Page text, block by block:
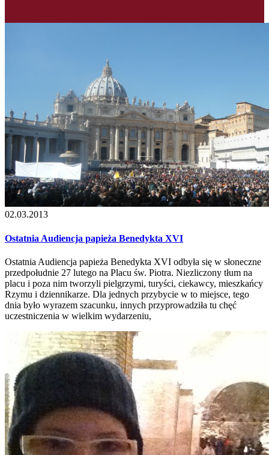
02.03.2013
Ostatnia Audiencja papieża Benedykta XVI
Ostatnia Audiencja papieża Benedykta XVI odbyła się w słoneczne
przedpołudnie 27 lutego na Placu św. Piotra. Niezliczony tłum na
placu i poza nim tworzyli pielgrzymi, turyści, ciekawcy, mieszkańcy
Rzymu i dziennikarze. Dla jednych przybycie w to miejsce, tego
dnia było wyrazem szacunku, innych przyprowadziła tu chęć
uczestniczenia w wielkim wydarzeniu,